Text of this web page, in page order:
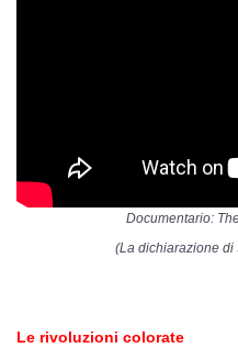
Documentario:
(La dichiarazione di
Le rivoluzioni colorate